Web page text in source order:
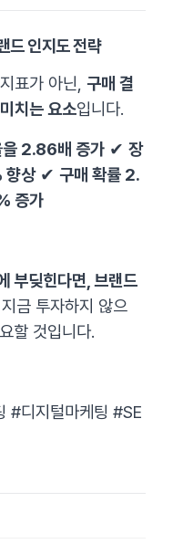
드 인지도 전략
표가 아닌, 구매 결
치는 요소입니다.
을 2.86배 증가 ✔ 장
향상✔ 구매 확률 2.
증가
부딪힌다면, 브랜드
지금 투자하지 않으
할 것입니다.
#디지털마케팅 #SE